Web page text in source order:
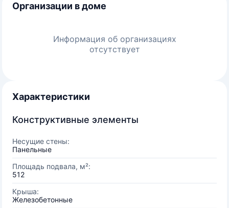
Организации в доме
Информация об организациях
отсутствует
Характеристики
Конструктивные элементы
Несущие стены:
Панельные
Площадь подвала, м²:
512
Крыша:
Железобетонные